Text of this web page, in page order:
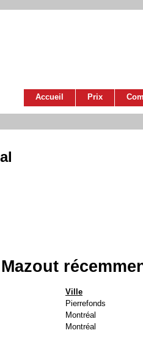
Accueil Prix
Ville
Pierrefonds
Montréal
Montréal